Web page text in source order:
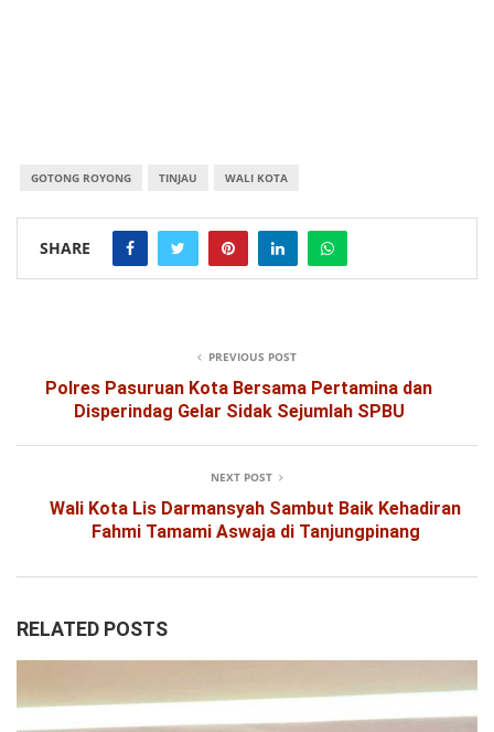
GOTONG ROYONG TINJAU WALI KOTA
SHARE
PREVIOUS POST
Polres Pasuruan Kota Bersama Pertamina dan
Disperindag Gelar Sidak Sejumlah SPBU
NEXT POST
Wali Kota Lis Darmansyah Sambut Baik Kehadiran
Fahmi Tamami Aswaja di Tanjungpinang
RELATED POSTS